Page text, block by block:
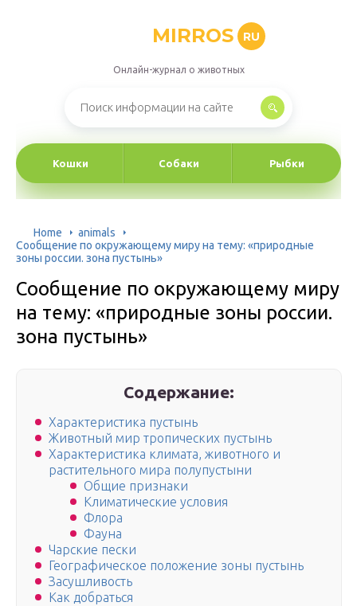
MIRROS RU
Онлайн-журнал о животных
Кошки Собаки Рыбки
Home
animals
Сообщение по окружающему миру на тему: «природные
зоны россии. зона пустынь»
Сообщение по окружающему миру
на тему: «природные зоны россии.
зона пустынь»
Содержание:
Характеристика пустынь
Животный мир тропических пустынь
Характеристика климата, животного и
растительного мира полупустыни
Общие признаки
Климатические условия
Флора
Фауна
Чарские пески
Географическое положение зоны пустынь
Засушливость
Как добраться